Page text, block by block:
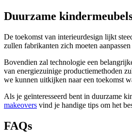
Duurzame
De toekomst van interieurdesign lijkt
zullen fabrikanten zich moeten
Bovendien zal technologie een
van energiezuinige productiemethoden
we kunnen uitkijken naar een toekomst
Als je geïnteresseerd bent in duurzame
makeovers vind je handige tips om het
FAQs